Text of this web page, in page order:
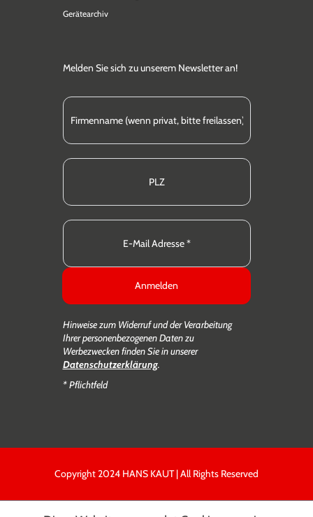
Gerätearchiv
Melden Sie sich zu unserem Newsletter an!
Anmelden
Hinweise zum Widerruf und der Verarbeitung
Ihrer personenbezogenen Daten zu
Werbezwecken finden Sie in unserer
Datenschutzerklärung.
* Pflichtfeld
Copyright 2024 HANS KAUT | All Rights Reserved